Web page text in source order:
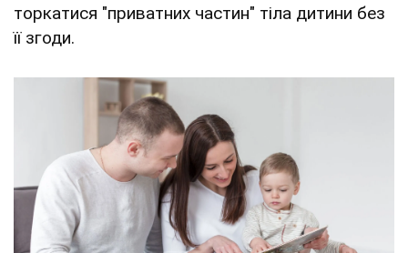
торкатися "приватних частин" тіла дитини без
її згоди.